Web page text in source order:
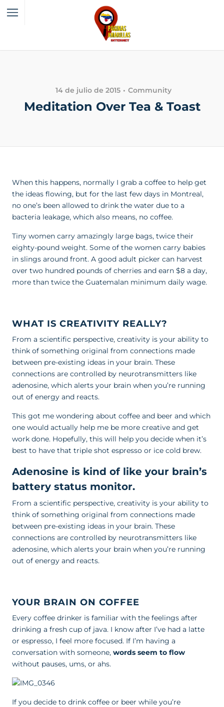
14 de julio de 2015 Community
Meditation Over Tea & Toast
When this happens, normally I grab a coffee to help get
the ideas flowing, but for the last few days in Montreal,
no one’s been allowed to drink the water due to a
bacteria leakage, which also means, no coffee.
Tiny women carry amazingly large bags, twice their
eighty-pound weight. Some of the women carry babies
in slings around front. A good adult picker can harvest
over two hundred pounds of cherries and earn $8 a day,
more than twice the Guatemalan minimum daily wage.
WHAT IS CREATIVITY REALLY?
From a scientific perspective, creativity is your ability to
think of something original from connections made
between pre-existing ideas in your brain. These
connections are controlled by neurotransmitters like
adenosine, which alerts your brain when you’re running
out of energy and reacts.
This got me wondering about coffee and beer and which
one would actually help me be more creative and get
work done. Hopefully, this will help you decide when it’s
best to have that triple shot espresso or ice cold brew.
Adenosine is kind of like your brain’s
battery status monitor.
From a scientific perspective, creativity is your ability to
think of something original from connections made
between pre-existing ideas in your brain. These
connections are controlled by neurotransmitters like
adenosine, which alerts your brain when you’re running
out of energy and reacts.
YOUR BRAIN ON COFFEE
Every coffee drinker is familiar with the feelings after
drinking a fresh cup of java. I know after I’ve had a latte
or espresso, I feel more focused. If I’m having a
conversation with someone, words seem to flow
without pauses, ums, or ahs.
If you decide to drink coffee or beer while you’re